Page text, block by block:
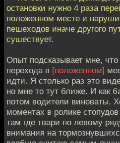
остановки нужно 4 раза
положенном месте и
пешеходов иначе другого
сушествует.
Опыт подсказывает мне,
перехода в [положенном]
идти. Я столько раз это
но мне то тут ближе. И как
потом водители виноваты.
моментах в ролике
там где твари по левому
внимания на